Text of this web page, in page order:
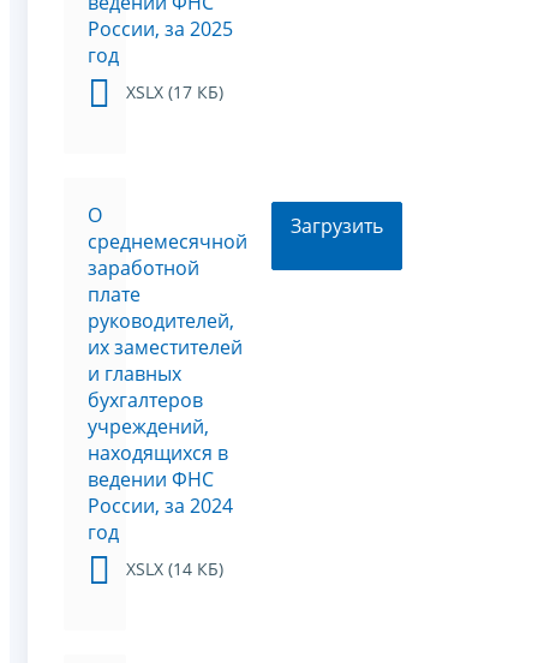
России, за 2025
год
XSLX (17 КБ)
О
среднемесячной
заработной
плате
руководителей,
их заместителей
и главных
бухгалтеров
учреждений,
находящихся в
ведении ФНС
России, за 2024
год
XSLX (14 КБ)
Загрузить